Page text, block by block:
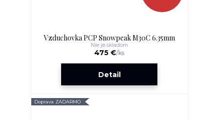
Vzduchovka PCP Snowpeak M30C 6.35mm
475 €/ks
Nie je skladom
Detail
Doprava ZADARMO